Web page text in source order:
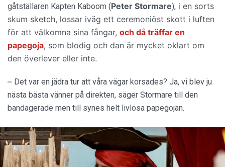
gåtställaren Kapten Kaboom (Peter Stormare), i en sorts
skum sketch, lossar iväg ett ceremoniöst skott i luften
för att välkomna sina fångar, och då träffar en
papegoja, som blodig och dan är mycket oklart om
den överlever eller inte.
– Det var en jädra tur att våra vägar korsades? Ja, vi blev ju
nästa bästa vänner på direkten, säger Stormare till den
bandagerade men till synes helt livlösa papegojan.